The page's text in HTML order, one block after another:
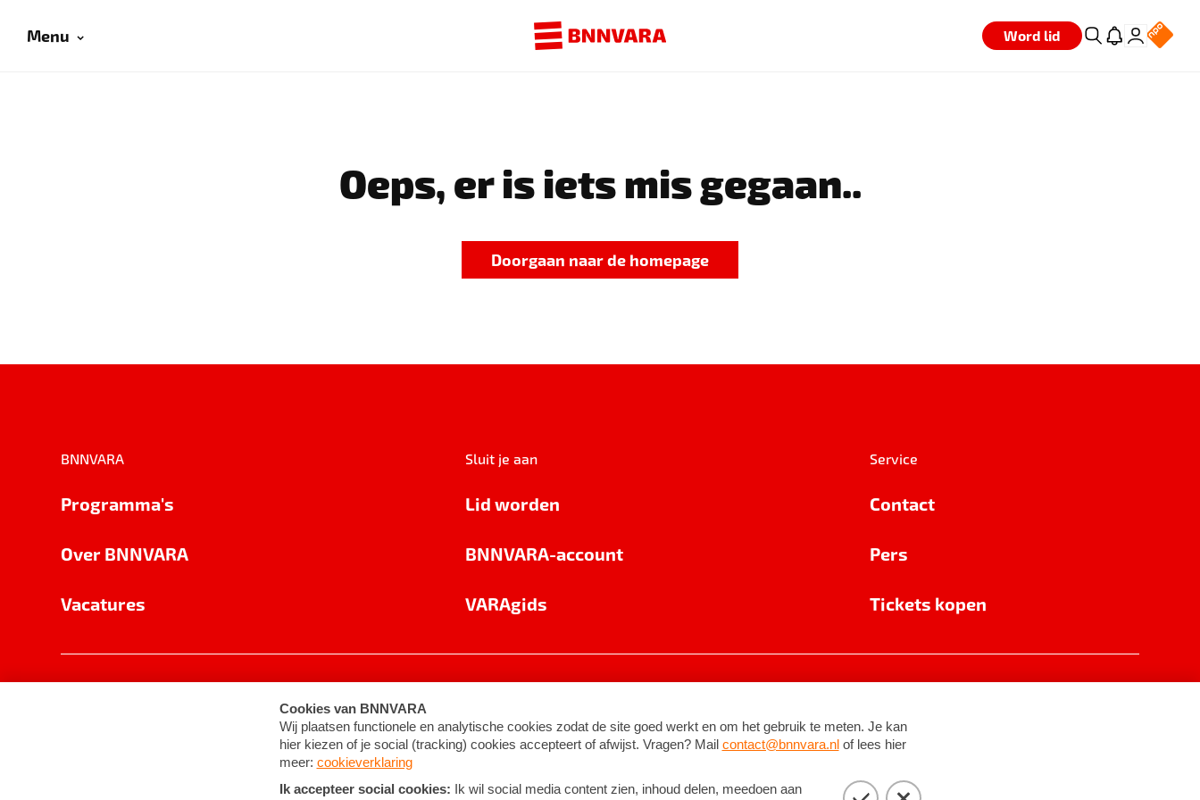
Menu Word lid
Oeps, er is iets mis gegaan..
Doorgaan naar de homepage
BNNVARA
Programma's
Over BNNVARA
Vacatures
Sluit je aan
Lid worden
BNNVARA-account
VARAgids
Service
Contact
Pers
Tickets kopen
Cookie-instellingen Algemene voorwaarden ©2026BNNVARA